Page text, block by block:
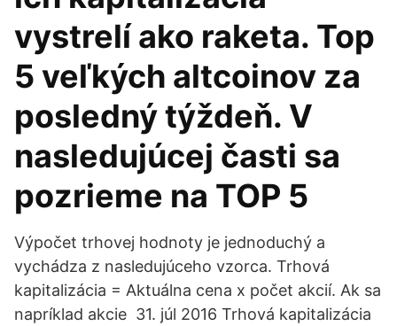
vystrelí ako raketa. Top
5 veľkých altcoinov za
posledný týždeň. V
nasledujúcej časti sa
pozrieme na TOP 5
Výpočet trhovej hodnoty je jednoduchý a
vychádza z nasledujúceho vzorca. Trhová
kapitalizácia = Aktuálna cena x počet akcií. Ak sa
napríklad akcie 31. júl 2016 Trhová kapitalizácia